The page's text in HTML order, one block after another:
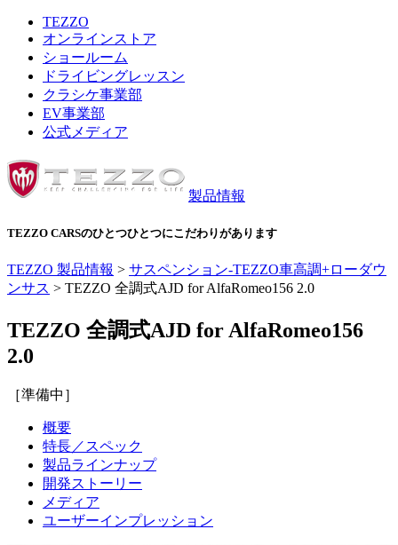
TEZZO
オンラインストア
ショールーム
ドライビングレッスン
クラシケ事業部
EV事業部
公式メディア
製品情報
TEZZO CARSのひとつひとつにこだわりがあります
TEZZO 製品情報 > サスペンション-TEZZO車高調+ローダウ
ンサス > TEZZO 全調式AJD for AlfaRomeo156 2.0
TEZZO 全調式AJD for AlfaRomeo156
2.0
［準備中］
概要
特長／スペック
製品ラインナップ
開発ストーリー
メディア
ユーザーインプレッション